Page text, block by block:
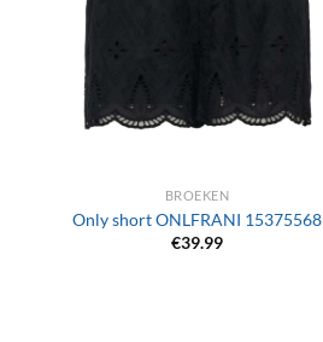
BROEKEN
Only short ONLFRANI 15375568
€39.99